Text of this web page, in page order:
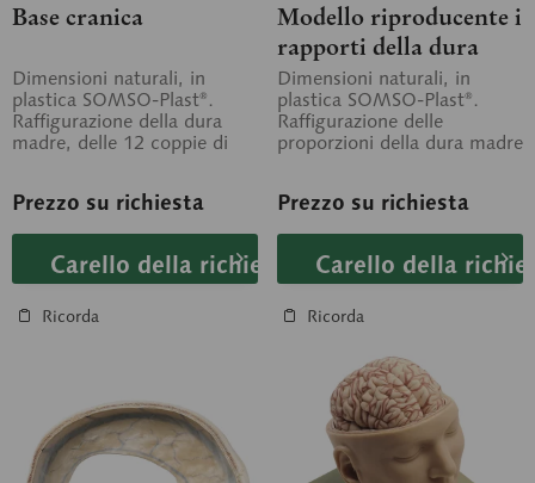
Base cranica
Dimensioni naturali, in
plastica SOMSO-Plast®.
Raffigurazione della dura
madre, delle 12 coppie di
Prezzo su richiesta
Carello della richiesta
Ricorda
Modello riproducente i
rapporti della dura
madre encefalica
Dimensioni naturali, in
plastica SOMSO-Plast®.
Raffigurazione delle
proporzioni della dura madre
Prezzo su richiesta
Carello della
Ricorda